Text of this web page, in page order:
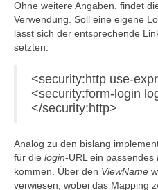
Ohne weitere Angaben, findet
Verwendung. Soll eine eigene
lässt sich der entsprechende
setzten:
<security:http use-
<security:form-login
</security:http>
Analog zu den bislang
für die login-URL ein passendes
kommen. Über den ViewName
verwiesen, wobei das Mapping